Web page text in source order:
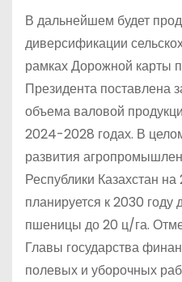
В дальнейшем будет
диверсификации
рамках Дорожной карты
Президента поставлена
объема валовой
2024-2028 годах. В
развития
Республики Казахстан
планируется к 2030 году
пшеницы до 20 ц/га.
Главы государства
полевых и уборочных